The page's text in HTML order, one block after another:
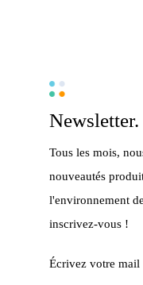
Newsletter.
Tous les mois,
nouveautés
l'environnement
inscrivez-vous !
Écrivez votre mail